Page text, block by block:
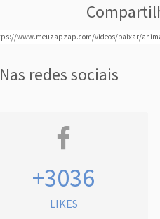
Nas redes sociais
+3036
LIKES